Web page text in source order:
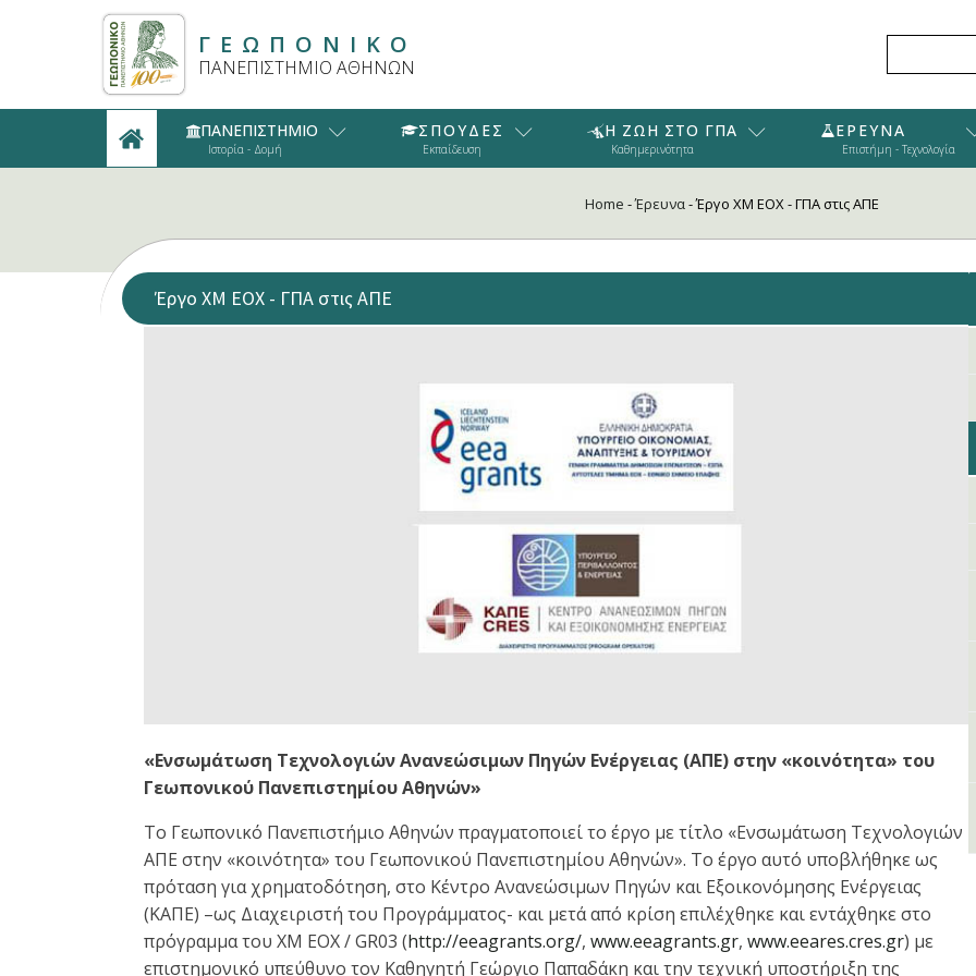
ΓΕΩΠΟΝΙΚΟ
ΠΑΝΕΠΙΣΤΗΜΙΟ ΑΘΗΝΩΝ
ΠΑΝΕΠΙΣΤΗΜΙΟ
Ιστορία - Δομή
ΣΠΟΥΔΕΣ
Εκπαίδευση
Η ΖΩΗ ΣΤΟ ΓΠΑ
Καθημερινότητα
ΕΡΕΥΝΑ
Επιστήμη - Τεχνολογία
Home -Έρευνα-Έργο ΧM ΕΟΧ - ΓΠΑ στις ΑΠΕ
Έργο ΧM ΕΟΧ - ΓΠΑ στις ΑΠΕ
«Ενσωμάτωση Τεχνολογιών Ανανεώσιμων Πηγών Ενέργειας (ΑΠΕ) στην «κοινότητα» του
Γεωπονικού Πανεπιστημίου Αθηνών»
Το Γεωπονικό Πανεπιστήμιο Αθηνών πραγματοποιεί το έργο με τίτλο «Ενσωμάτωση Τεχνολογιών
ΑΠΕ στην «κοινότητα» του Γεωπονικού Πανεπιστημίου Αθηνών». Το έργο αυτό υποβλήθηκε ως
πρόταση για χρηματοδότηση, στο Κέντρο Ανανεώσιμων Πηγών και Εξοικονόμησης Ενέργειας
(ΚΑΠΕ) –ως Διαχειριστή του Προγράμματος- και μετά από κρίση επιλέχθηκε και εντάχθηκε στο
πρόγραμμα του ΧΜ ΕΟΧ / GR03 (http://eeagrants.org/, www.eeagrants.gr, www.eeares.cres.gr) με
επιστημονικό υπεύθυνο τον Καθηγητή Γεώργιο Παπαδάκη και την τεχνική υποστήριξη της